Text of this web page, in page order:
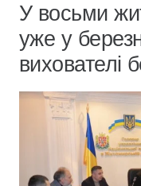
У восьми
уже у
вихователі